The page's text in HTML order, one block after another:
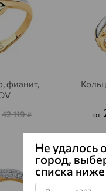
фианит,
42 119₽ от
Не удалось
город,
списка ниже